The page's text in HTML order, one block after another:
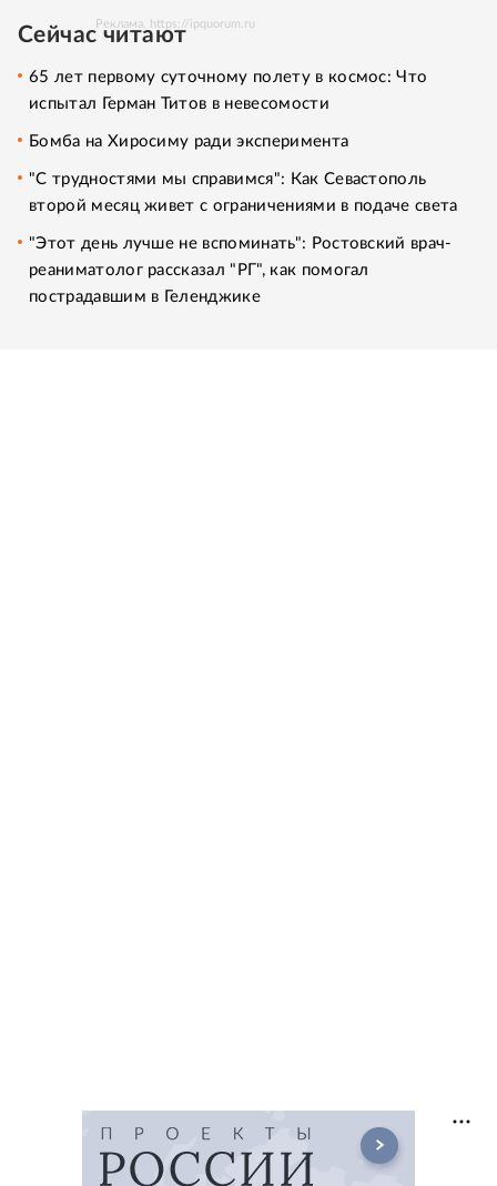
Реклама. https://ipquorum.ru
Сейчас читают
65 лет первому суточному полету в космос: Что
испытал Герман Титов в невесомости
Бомба на Хиросиму ради эксперимента
"С трудностями мы справимся": Как Севастополь
второй месяц живет с ограничениями в подаче света
"Этот день лучше не вспоминать": Ростовский врач-
реаниматолог рассказал "РГ", как помогал
пострадавшим в Геленджике